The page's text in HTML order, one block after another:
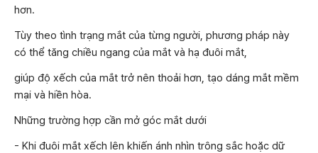
hơn.
Tùy theo tình trạng mắt của từng người, phương pháp này
có thể tăng chiều ngang của mắt và hạ đuôi mắt,
giúp độ xếch của mắt trở nên thoải hơn, tạo dáng mắt mềm
mại và hiền hòa.
Những trường hợp cần mở góc mắt dưới
- Khi đuôi mắt xếch lên khiến ánh nhìn trông sắc hoặc dữ